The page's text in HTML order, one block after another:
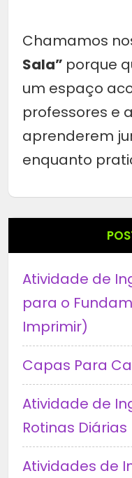
Chamamos
Sala” porque
um espaço
professores e
aprenderem
enquanto
Atividade de
para o
Imprimir)
Capas Para
Atividade de
Rotinas Diárias
Atividades de